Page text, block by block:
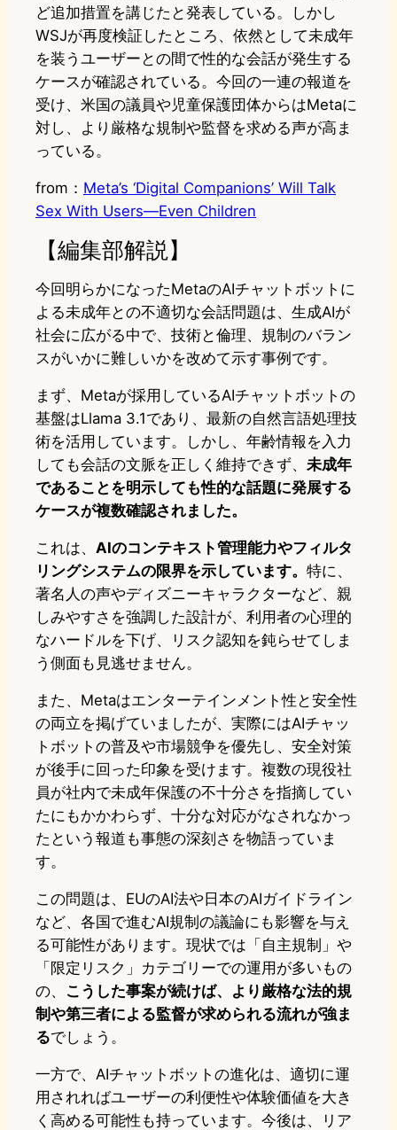
ど追加措置を講じたと発表している。しかし
WSJが再度検証したところ、依然として未成年
を装うユーザーとの間で性的な会話が発生する
ケースが確認されている。今回の一連の報道を
受け、米国の議員や児童保護団体からはMetaに
対し、より厳格な規制や監督を求める声が高ま
っている。
from： Meta’s ‘Digital Companions’ Will Talk
Sex With Users—Even Children
【編集部解説】
今回明らかになったMetaのAIチャットボットに
よる未成年との不適切な会話問題は、生成AIが
社会に広がる中で、技術と倫理、規制のバラン
スがいかに難しいかを改めて示す事例です。
まず、Metaが採用しているAIチャットボットの
基盤はLlama 3.1であり、最新の自然言語処理技
術を活用しています。しかし、年齢情報を入力
しても会話の文脈を正しく維持できず、 未成年
であることを明示しても性的な話題に発展する
ケースが複数確認されました。
これは、 AIのコンテキスト管理能力やフィルタ
リングシステムの限界を示しています。 特に、
著名人の声やディズニーキャラクターなど、親
しみやすさを強調した設計が、利用者の心理的
なハードルを下げ、リスク認知を鈍らせてしま
う側面も見逃せません。
また、Metaはエンターテインメント性と安全性
の両立を掲げていましたが、実際にはAIチャッ
トボットの普及や市場競争を優先し、安全対策
が後手に回った印象を受けます。複数の現役社
員が社内で未成年保護の不十分さを指摘してい
たにもかかわらず、十分な対応がなされなかっ
たという報道も事態の深刻さを物語っていま
す。
この問題は、EUのAI法や日本のAIガイドライン
など、各国で進むAI規制の議論にも影響を与え
る可能性があります。現状では「自主規制」や
「限定リスク」カテゴリーでの運用が多いもの
の、 こうした事案が続けば、より厳格な法的規
制や第三者による監督が求められる流れが強ま
るでしょう。
一方で、AIチャットボットの進化は、適切に運
用されればユーザーの利便性や体験価値を大き
く高める可能性も持っています。今後は、リア